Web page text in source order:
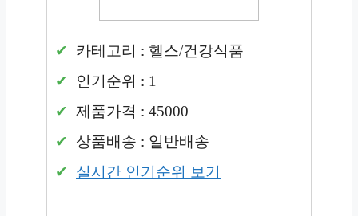
카테고리 : 헬스/건강식품
인기순위 : 1
제품가격 : 45000
상품배송 : 일반배송
실시간 인기순위 보기